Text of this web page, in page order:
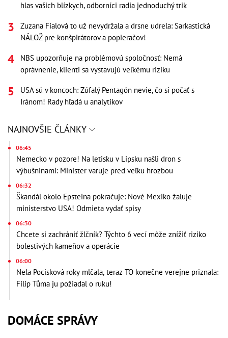
hlas vašich blízkych, odborníci radia jednoduchý trik
Zuzana Fialová to už nevydržala a drsne udrela: Sarkastická
NÁLOŽ pre konšpirátorov a popieračov!
NBS upozorňuje na problémovú spoločnosť: Nemá
oprávnenie, klienti sa vystavujú veľkému riziku
USA sú v koncoch: Zúfalý Pentagón nevie, čo si počať s
Iránom! Rady hľadá u analytikov
NAJNOVŠIE ČLÁNKY
06:45
Nemecko v pozore! Na letisku v Lipsku našli dron s
výbušninami: Minister varuje pred veľku hrozbou
06:32
Škandál okolo Epsteina pokračuje: Nové Mexiko žaluje
ministerstvo USA! Odmieta vydať spisy
06:30
Chcete si zachrániť žlčník? Týchto 6 vecí môže znížiť riziko
bolestivých kameňov a operácie
06:00
Nela Pocisková roky mlčala, teraz TO konečne verejne priznala:
Filip Tůma ju požiadal o ruku!
DOMÁCE SPRÁVY